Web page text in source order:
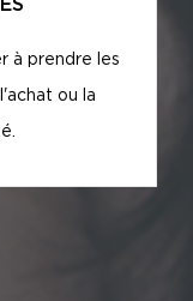
à prendre les
ou la